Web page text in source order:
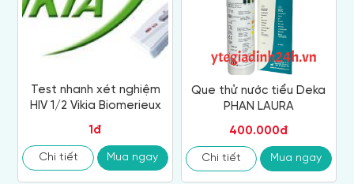
Test nhanh xét nghiệm
HIV 1/2 Vikia Biomerieux
1đ
Chi tiết Mua ngay
Que thử nước tiểu Deka
PHAN LAURA
400.000đ
Chi tiết Mua ngay